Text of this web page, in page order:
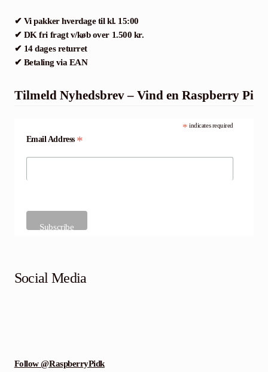
✔ Vi pakker hverdage til kl. 15:00
✔ DK fri fragt v/køb over 1.500 kr.
✔ 14 dages returret
✔ Betaling via EAN
Tilmeld Nyhedsbrev – Vind en Raspberry Pi
* indicates required
Email Address *
Social Media
Follow @RaspberryPidk